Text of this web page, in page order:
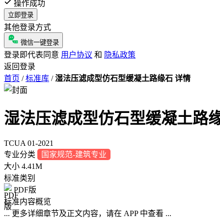
操作成功
立即登录
其他登录方式
微信一键登录
登录即代表同意 用户协议 和 隐私政策
返回登录
首页 / 标准库 / 湿法压滤成型仿石型缓凝土路缘石 详情
湿法压滤成型仿石型缓凝土路
TCUA 01-2021
专业分类
国家规范-建筑专业
大小 4.41M
标准类别
PDF版
标准内容概览
... 更多详细章节及正文内容，请在 APP 中查看 ...